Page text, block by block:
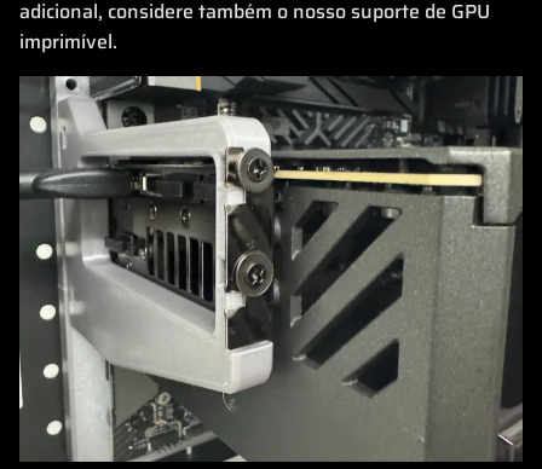
adicional, considere também o nosso suporte de GPU
imprimível.